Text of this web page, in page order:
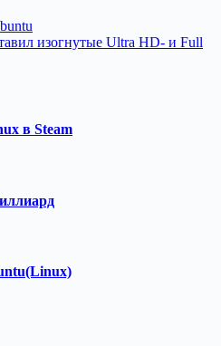
изогнутые Ultra HD- и Full
в Steam